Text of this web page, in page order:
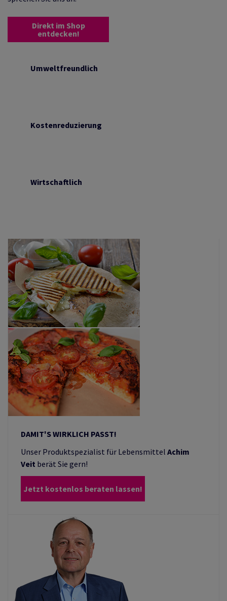
Direkt im Shop
entdecken!
Umweltfreundlich
Kostenreduzierung
Wirtschaftlich
DAMIT'S WIRKLICH PASST!
Unser Produktspezialist für Lebensmittel Achim
Veit berät Sie gern!
Jetzt kostenlos beraten lassen!